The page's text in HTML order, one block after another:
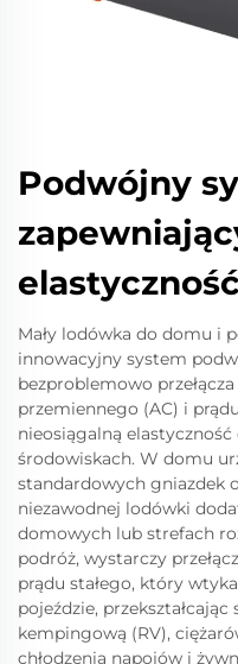
Podwójny
elastyczność
Mały lodówka do domu i
innowacyjny system
bezproblemowo
przemiennego (AC) i
nieosiągalną
środowiskach. W domu
standardowych gniazdek o
niezawodnej lodówki
domowych lub strefach
podróż, wystarczy
prądu stałego, który
pojeździe,
kempingową (RV),
chłodzenia napojów i